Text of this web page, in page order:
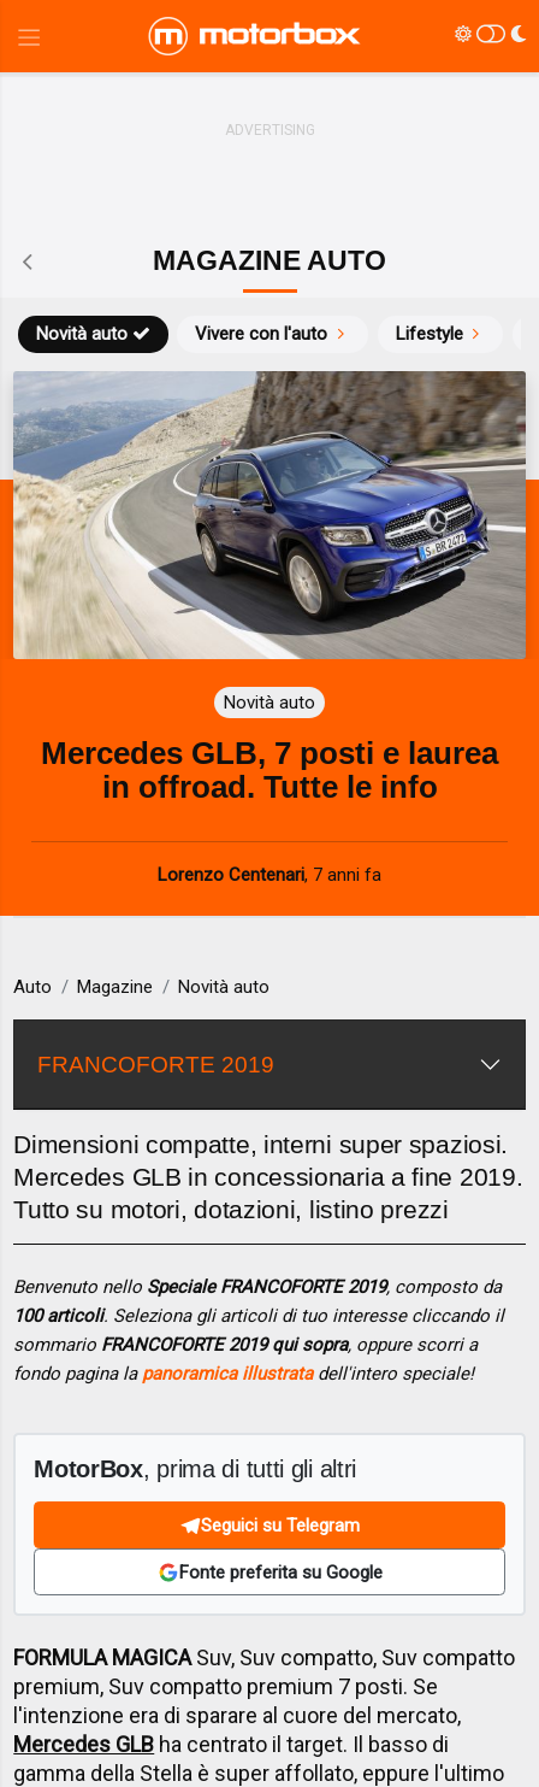
MAGAZINE AUTO
Novità auto Vivere con l'auto Lifestyle
Novità auto
Mercedes GLB, 7 posti e laurea
in offroad. Tutte le info
Lorenzo Centenari, 7 anni fa
Auto Magazine Novità auto
FRANCOFORTE 2019
Dimensioni compatte, interni super spaziosi.
Mercedes GLB in concessionaria a fine 2019.
Tutto su motori, dotazioni, listino prezzi
Benvenuto nello Speciale FRANCOFORTE 2019, composto da
100 articoli. Seleziona gli articoli di tuo interesse cliccando il
sommario FRANCOFORTE 2019 qui sopra, oppure scorri a
fondo pagina la panoramica illustratadell'intero speciale!
MotorBox, prima di tutti gli altri
Seguici su Telegram
Fonte preferita su Google
FORMULA MAGICASuv, Suv compatto, Suv compatto
premium, Suv compatto premium 7 posti. Se
l'intenzione era di sparare al cuore del mercato,
Mercedes GLB ha centrato il target. Il basso di
gamma della Stella è super affollato, eppure l'ultimo